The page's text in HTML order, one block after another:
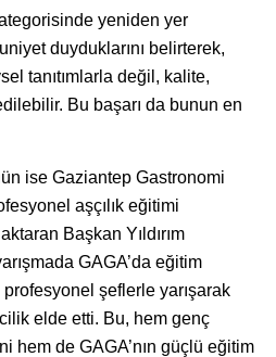
yeniden yer
duyduklarını belirterek,
tanıtımlarla değil, kalite,
Bu başarı da bunun en
ise Gaziantep Gastronomi
aşçılık eğitimi
Başkan Yıldırım
GAGA’da eğitim
şeflerle yarışarak
elde etti. Bu, hem genç
hem de GAGA’nın güçlü eğitim